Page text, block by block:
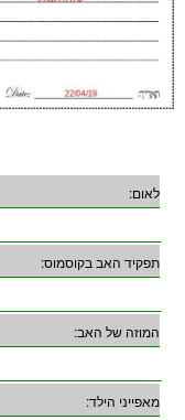
לאום:
תפקיד האב בקוסמוס:
המוזה של האב:
מאפייני הילד: